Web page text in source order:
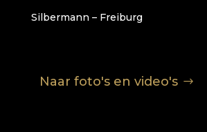
Silbermann – Freiburg
Naar foto's en video's